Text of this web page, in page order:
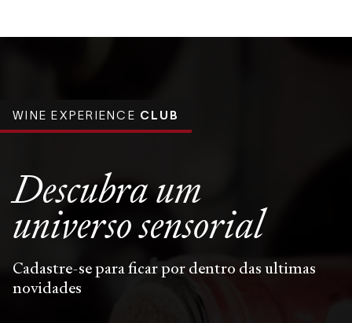
WINE EXPERIENCE CLUB
Descubra um
universosensorial
Cadastre-se para ficar por dentro das ultimas
novidades